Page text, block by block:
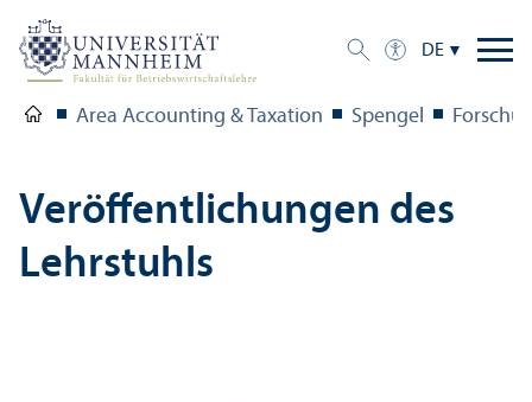
DE
Area Accounting & Taxation Spengel
Veröffentlichungen des
Lehr­stuhls